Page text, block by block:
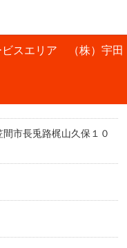
ビスエリア （株）宇田
市長兎路梶山久保１０